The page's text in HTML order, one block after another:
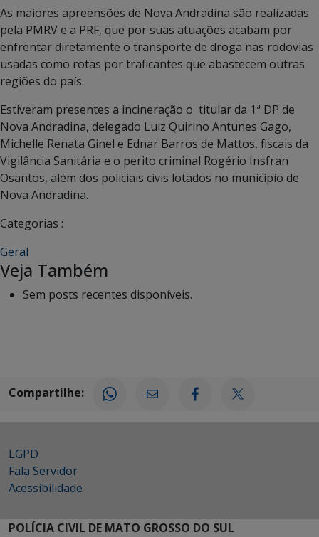
As maiores apreensões de Nova Andradina são realizadas
pela PMRV e a PRF, que por suas atuações acabam por
enfrentar diretamente o transporte de droga nas rodovias
usadas como rotas por traficantes que abastecem outras
regiões do país.
Estiveram presentes a incineração o titular da 1ª DP de
Nova Andradina, delegado Luiz Quirino Antunes Gago,
Michelle Renata Ginel e Ednar Barros de Mattos, fiscais da
Vigilância Sanitária e o perito criminal Rogério Insfran
Osantos, além dos policiais civis lotados no município de
Nova Andradina.
Categorias :
Geral
Veja Também
Sem posts recentes disponíveis.
Compartilhe:
LGPD
Fala Servidor
Acessibilidade
POLÍCIA CIVIL DE MATO GROSSO DO SUL